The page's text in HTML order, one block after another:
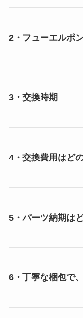
2・フューエルポ
3・交換時期
4・交換費用はど
5・パーツ納期は
6・丁寧な梱包で